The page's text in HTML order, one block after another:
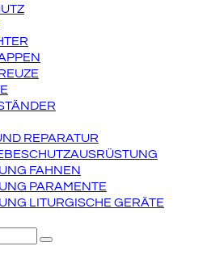
REPARATUR
FAHNEN
PARAMENTE
LITURGISCHE GERÄTE
Senden